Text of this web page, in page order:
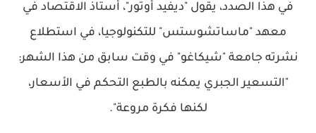
في هذا الصدد، يقول "ديفيد أوتور"، أستاذ الاقتصاد في
معهد "ماساتشوستس" للتكنولوجيا، في استطلاع
نشرته جامعة "شيكاغو" في وقت سابق من هذا الشهر:
"التسعير الجبري يمكنه بالطبع التحكم في الأسعار،
لكنها فكرة مروعة".